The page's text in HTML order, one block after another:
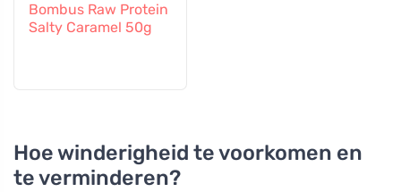
Bombus Raw Protein
Salty Caramel 50g
Hoe winderigheid te voorkomen en
te verminderen?